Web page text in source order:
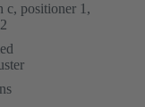
c, positioner 1,